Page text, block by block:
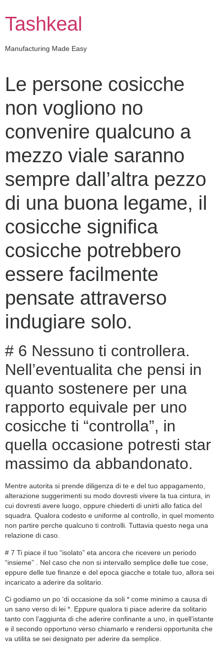
content
Tashkeal
Manufacturing Made Easy
Le persone cosicche
non vogliono no
convenire qualcuno a
mezzo viale saranno
sempre dall’altra pezzo
di una buona legame, il
cosicche significa
cosicche potrebbero
essere facilmente
pensate attraverso
indugiare solo.
# 6 Nessuno ti controllera.
Nell’eventualita che pensi in
quanto sostenere per una
rapporto equivale per uno
cosicche ti “controlla”, in
quella occasione potresti star
massimo da abbandonato.
Mentre autorita si prende diligenza di te e del tuo appagamento,
alterazione suggerimenti su modo dovresti vivere la tua cintura, in
cui dovresti avere luogo, oppure chiederti di unirti allo fatica del
squadra. Qualora codesto e uniforme al controllo, in quel momento
non partire perche qualcuno ti controlli. Tuttavia questo nega una
relazione di caso.
# 7 Ti piace il tuo “isolato” eta ancora che ricevere un periodo
“insieme” . Nel caso che non si intervallo semplice delle tue cose,
eppure delle tue finanze e del epoca giacche e totale tuo, allora sei
incaricato a aderire da solitario.
Ci godiamo un po ‘di occasione da soli * come minimo a causa di
un sano verso di lei *. Eppure qualora ti piace aderire da solitario
tanto con l’aggiunta di che aderire confinante a uno, in quell’istante
e il secondo opportuno verso chiamarlo e rendersi opportunita che
va utilita se sei designato per aderire da semplice.